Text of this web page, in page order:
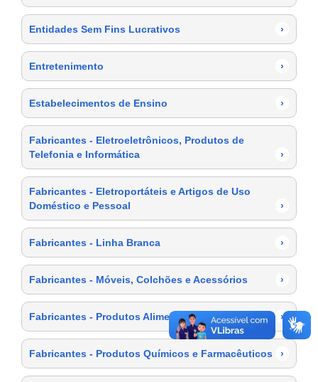
Entidades Sem Fins Lucrativos ›
Entretenimento ›
Estabelecimentos de Ensino ›
Fabricantes - Eletroeletrônicos, Produtos de
Telefonia e Informática
›
Fabricantes - Eletroportáteis e Artigos de Uso
Doméstico e Pessoal
›
Fabricantes - Linha Branca ›
Fabricantes - Móveis, Colchões e Acessórios ›
Fabricantes - Produtos Alimentícios ›
Fabricantes - Produtos Químicos e Farmacêuticos ›